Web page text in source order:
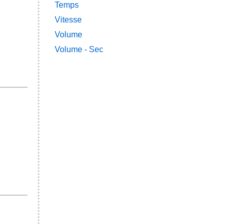
Temps
Vitesse
Volume
Volume - Sec